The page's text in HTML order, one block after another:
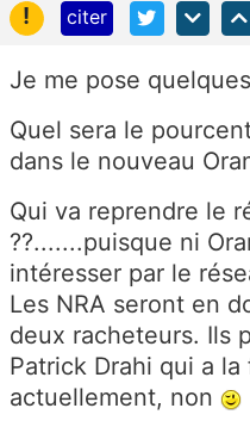
!
citer
Je me pose
Quel sera le
dans le nouveau
Qui va reprendre le
??.......puisque ni
intéresser par le
Les NRA seront en
deux racheteurs. Ils
Patrick Drahi qui a
actuellement, non